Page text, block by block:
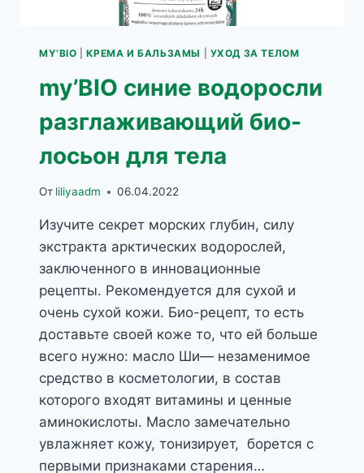
MY’BIO |КРЕМА И БАЛЬЗАМЫ УХОД ЗА ТЕЛОМ
my’BIO синие водоросли
разглаживающий био-
лосьон для тела
От liliyaadm 06.04.2022
Изучите секрет морских глубин, силу
экстракта арктических водорослей,
заключенного в инновационные
рецепты. Рекомендуется для сухой и
очень сухой кожи. Био-рецепт, то есть
доставьте своей коже то, что ей больше
всего нужно: масло Ши— незаменимое
средство в косметологии, в состав
которого входят витамины и ценные
аминокислоты. Масло замечательно
увлажняет кожу, тонизирует, борется с
первыми признаками старения…